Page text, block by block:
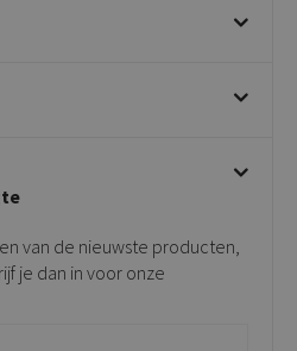
van de nieuwste producten,
je dan in voor onze